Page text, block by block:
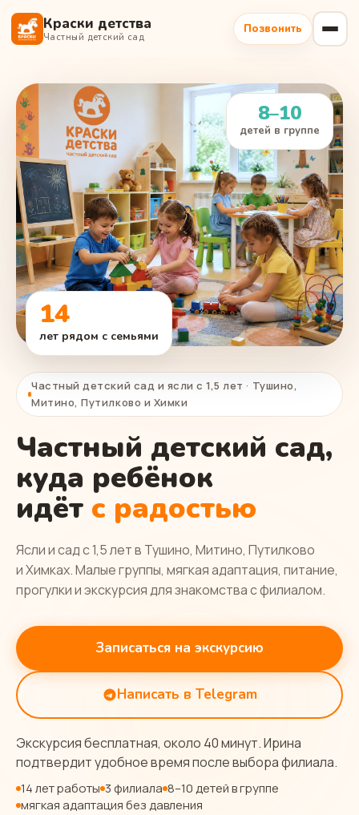
Краски детства
Частный детский сад
Позвонить
Частный детский сад и ясли с 1,5 лет · Тушино,
Митино, Путилково и Химки
Частный детский сад,
куда ребёнок
идёт с радостью
Ясли и сад с 1,5 лет в Тушино, Митино, Путилково
и Химках. Малые группы, мягкая адаптация, питание,
прогулки и экскурсия для знакомства с филиалом.
Записаться на экскурсию
Написать в Telegram
Экскурсия бесплатная, около 40 минут. Ирина
подтвердит удобное время после выбора филиала.
14 лет работы 3 филиала 8–10 детей в группе
мягкая адаптация без давления
14
лет рядом с семьями
8–10
детей в группе